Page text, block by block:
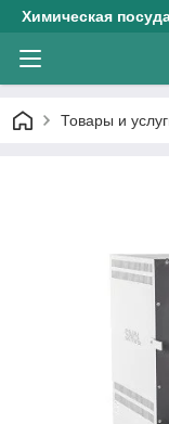
Химическая
Товары и